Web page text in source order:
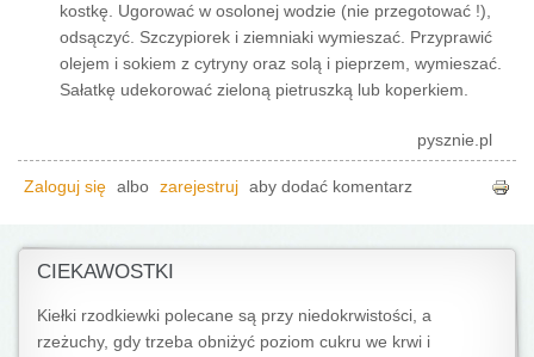
kostkę. Ugorować w osolonej wodzie (nie przegotować !),
odsączyć. Szczypiorek i ziemniaki wymieszać. Przyprawić
olejem i sokiem z cytryny oraz solą i pieprzem, wymieszać.
Sałatkę udekorować zieloną pietruszką lub koperkiem.
pysznie.pl
Zaloguj się albo zarejestruj aby dodać komentarz
CIEKAWOSTKI
Kiełki rzodkiewki polecane są przy niedokrwistości, a
rzeżuchy, gdy trzeba obniżyć poziom cukru we krwi i